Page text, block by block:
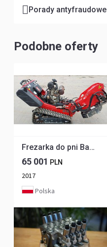
Porady antyfraudowe
Podobne oferty
Frezarka do pni Barreto 30SG jak Vermeer SC30TX
65 001 PLN
2017
Polska